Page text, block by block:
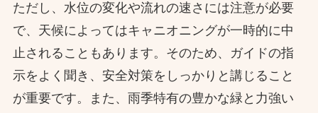
ただし、水位の変化や流れの速さには注意が必要
で、天候によってはキャニオニングが一時的に中
止されることもあります。そのため、ガイドの指
示をよく聞き、安全対策をしっかりと講じること
が重要です。また、雨季特有の豊かな緑と力強い